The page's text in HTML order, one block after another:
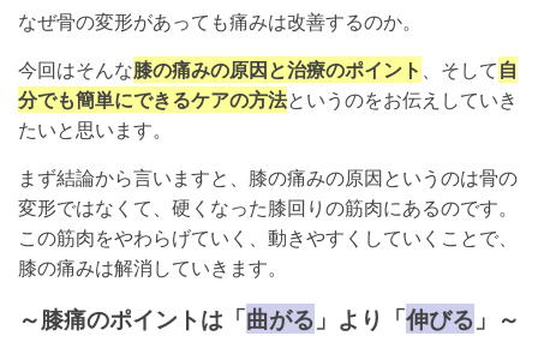
なぜ骨の変形があっても痛みは改善するのか。
今回はそんな膝の痛みの原因と治療のポイント 、そして自
分でも簡単にできるケアの方法というのをお伝えしていき
たいと思います。
まず結論から言いますと、膝の痛みの原因というのは骨の
変形ではなくて、硬くなった膝回りの筋肉にあるのです。
この筋肉をやわらげていく、動きやすくしていくことで、
膝の痛みは解消していきます。
～膝痛のポイントは「曲がる 」より「伸びる 」～